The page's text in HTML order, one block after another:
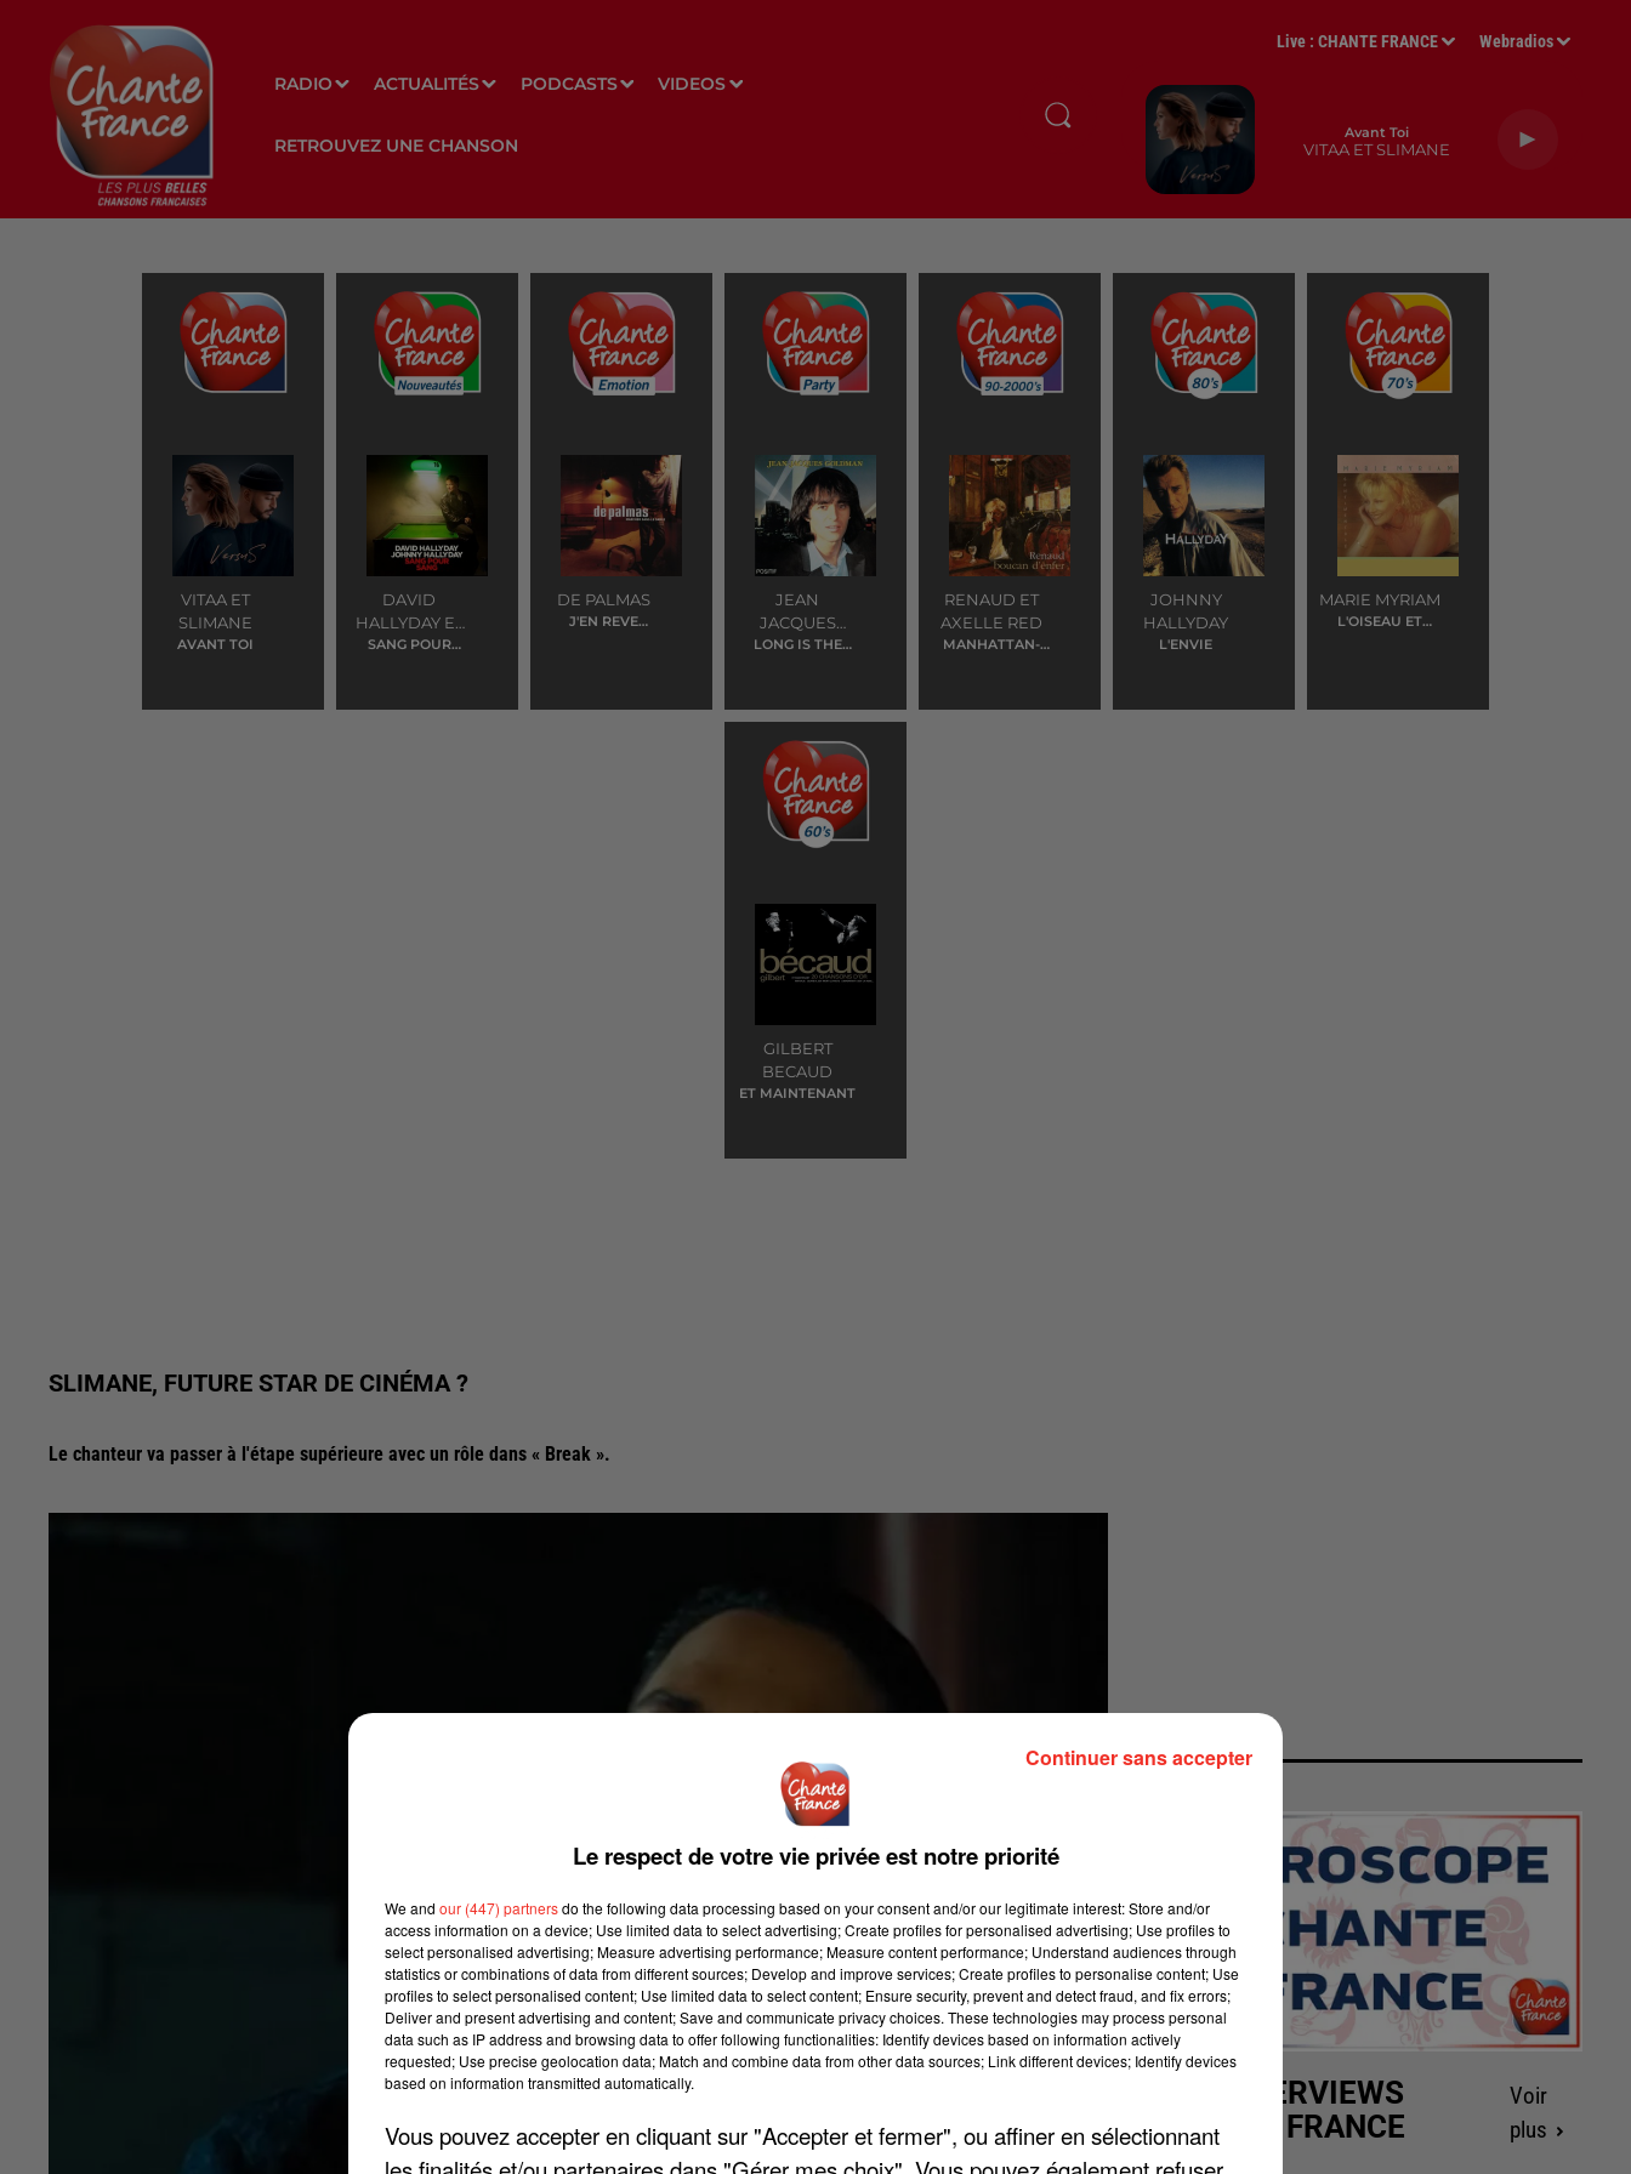
RADIO ACTUALITÉS PODCASTS VIDEOS
RETROUVEZ UNE CHANSON
Live :CHANTE FRANCE Webradios
Avant Toi
VITAA ET SLIMANE
VITAA ET
SLIMANE
AVANT TOI
DAVID
HALLYDAY ET
JOHNNY
SANG POUR
DE PALMAS
J'EN REVE
JEAN
JACQUES
GOLDMAN
LONG IS THE
RENAUD ET
AXELLE RED
MANHATTAN-
JOHNNY
HALLYDAY
L'ENVIE
MARIE MYRIAM
L'OISEAU ET
GILBERT
BECAUD
ET MAINTENANT
SLIMANE, FUTURE STAR DE CINÉMA ?
Le chanteur va passer à l'étape supérieure avec un rôle dans « Break ».
LES INTERVIEWS
CHANTE FRANCE
Voir
plus
Le respect de votre vie privée est notre priorité
We and our (447) partnersdo the following data processing based on your consent and/or our legitimate interest: Store and/or
access information on a device; Use limited data to select advertising; Create profiles for personalised advertising; Use profiles to
select personalised advertising; Measure advertising performance; Measure content performance; Understand audiences through
statistics or combinations of data from different sources; Develop and improve services; Create profiles to personalise content; Use
profiles to select personalised content; Use limited data to select content; Ensure security, prevent and detect fraud, and fix errors;
Deliver and present advertising and content; Save and communicate privacy choices. These technologies may process personal
data such as IP address and browsing data to offer following functionalities: Identify devices based on information actively
requested; Use precise geolocation data; Match and combine data from other data sources; Link different devices; Identify devices
based on information transmitted automatically.
Vous pouvez accepter en cliquant sur "Accepter et fermer", ou affiner en sélectionnant
Continuer sans accepter